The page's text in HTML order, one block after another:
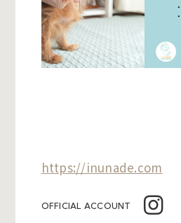
https://inunade.com
OFFICIAL ACCOUNT